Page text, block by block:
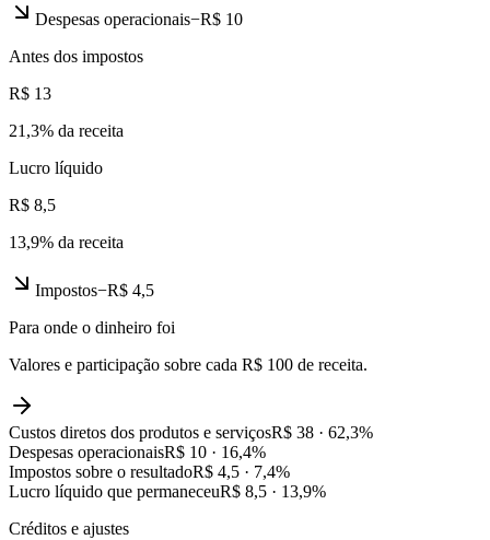
Despesas operacionais−R$ 10
Antes dos impostos
R$ 13
21,3% da receita
Lucro líquido
R$ 8,5
13,9% da receita
Impostos−R$ 4,5
Para onde o dinheiro foi
Valores e participação sobre cada R$ 100 de receita.
Custos diretos dos produtos e serviçosR$ 38 · 62,3%
Despesas operacionaisR$ 10 · 16,4%
Impostos sobre o resultadoR$ 4,5 · 7,4%
Lucro líquido que permaneceuR$ 8,5 · 13,9%
Créditos e ajustes